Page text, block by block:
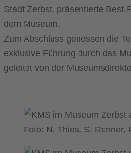
Stadt Zerbst, präsentierte Best-
dem Museum.
Zum Abschluss genossen die
exklusive Führung durch das
geleitet von der